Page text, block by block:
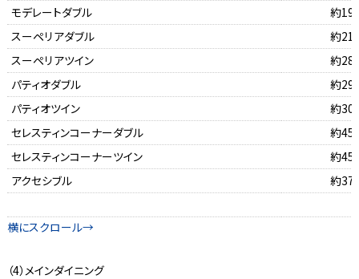
モデレートダブル
約
スーペリアダブル
約
スーペリアツイン
約
パティオダブル
約
パティオツイン
約
セレスティンコーナーダブル
約
セレスティンコーナーツイン
約
アクセシブル
約
（4）メインダイニング